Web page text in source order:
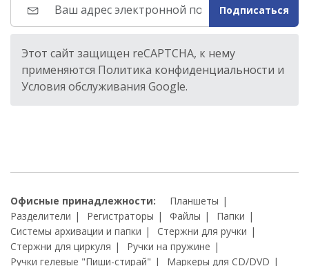
Подписаться
Этот сайт защищен reCAPTCHA, к нему
применяются Политика конфиденциальности и
Условия обслуживания Google.
Офисные принадлежности:
Планшеты
Разделители
Регистраторы Файлы
Папки
Системы архивации и папки
Стержни для ручки
Стержни для циркуля
Ручки на пружине
Ручки гелевые "Пиши-стирай"
Маркеры для CD/DVD